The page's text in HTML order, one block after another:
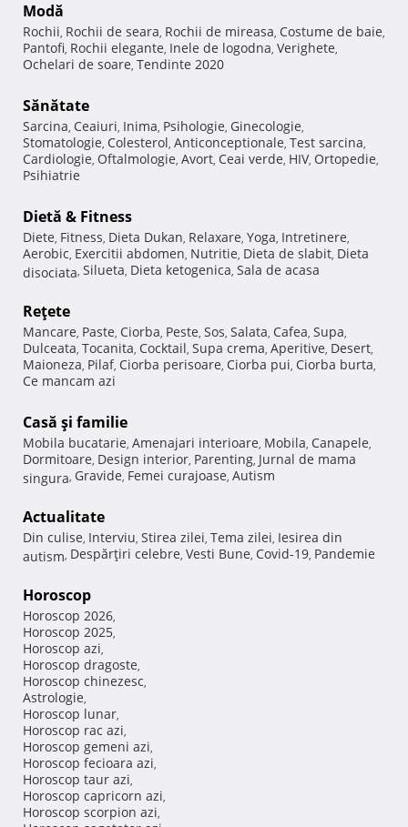
Modă
Rochii, Rochii de seara, Rochii de mireasa, Costume de baie,
Pantofi, Rochii elegante, Inele de logodna, Verighete,
Ochelari de soare, Tendinte 2020
Sănătate
Sarcina, Ceaiuri, Inima, Psihologie, Ginecologie,
Stomatologie, Colesterol, Anticonceptionale, Test sarcina,
Cardiologie, Oftalmologie, Avort, Ceai verde, HIV, Ortopedie,
Psihiatrie
Dietă & Fitness
Diete, Fitness, Dieta Dukan, Relaxare, Yoga, Intretinere,
Aerobic, Exercitii abdomen, Nutritie, Dieta de slabit, Dieta
disociata, Silueta, Dieta ketogenica, Sala de acasa
Reţete
Mancare, Paste, Ciorba, Peste, Sos, Salata, Cafea, Supa,
Dulceata, Tocanita, Cocktail, Supa crema, Aperitive, Desert,
Maioneza, Pilaf, Ciorba perisoare, Ciorba pui, Ciorba burta,
Ce mancam azi
Casă şi familie
Mobila bucatarie, Amenajari interioare, Mobila, Canapele,
Dormitoare, Design interior, Parenting, Jurnal de mama
singura, Gravide, Femei curajoase, Autism
Actualitate
Din culise, Interviu, Stirea zilei, Tema zilei, Iesirea din
autism, Despărţiri celebre, Vesti Bune, Covid-19, Pandemie
Horoscop
Horoscop 2026,
Horoscop 2025,
Horoscop azi,
Horoscop dragoste,
Horoscop chinezesc,
Astrologie,
Horoscop lunar,
Horoscop rac azi,
Horoscop gemeni azi,
Horoscop fecioara azi,
Horoscop taur azi,
Horoscop capricorn azi,
Horoscop scorpion azi,